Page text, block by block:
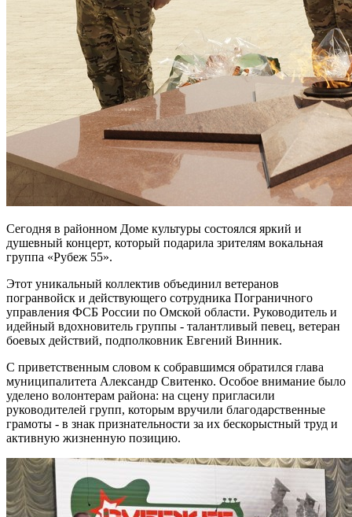
Сегодня в районном Доме культуры состоялся яркий и
душевный концерт, который подарила зрителям вокальная
группа «Рубеж 55».
Этот уникальный коллектив объединил ветеранов
погранвойск и действующего сотрудника Пограничного
управления ФСБ России по Омской области. Руководитель и
идейный вдохновитель группы - талантливый певец, ветеран
боевых действий, подполковник Евгений Винник.
С приветственным словом к собравшимся обратился глава
муниципалитета Александр Свитенко. Особое внимание было
уделено волонтерам района: на сцену пригласили
руководителей групп, которым вручили благодарственные
грамоты - в знак признательности за их бескорыстный труд и
активную жизненную позицию.